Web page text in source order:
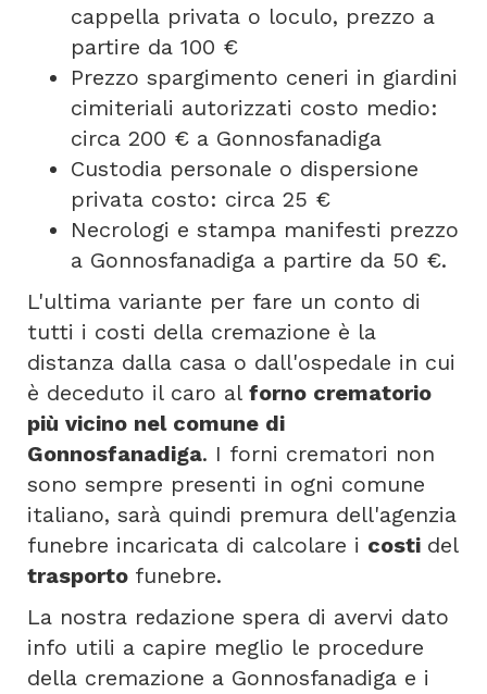
cappella privata o loculo, prezzo a
partire da 100 €
Prezzo spargimento ceneri in giardini
cimiteriali autorizzati costo medio:
circa 200 € a Gonnosfanadiga
Custodia personale o dispersione
privata costo: circa 25 €
Necrologi e stampa manifesti prezzo
a Gonnosfanadiga a partire da 50 €.
L'ultima variante per fare un conto di
tutti i costi della cremazione è la
distanza dalla casa o dall'ospedale in cui
è deceduto il caro al forno crematorio
più vicino nel comune di
Gonnosfanadiga. I forni crematori non
sono sempre presenti in ogni comune
italiano, sarà quindi premura dell'agenzia
funebre incaricata di calcolare i costi del
trasporto funebre.
La nostra redazione spera di avervi dato
info utili a capire meglio le procedure
della cremazione a Gonnosfanadiga e i